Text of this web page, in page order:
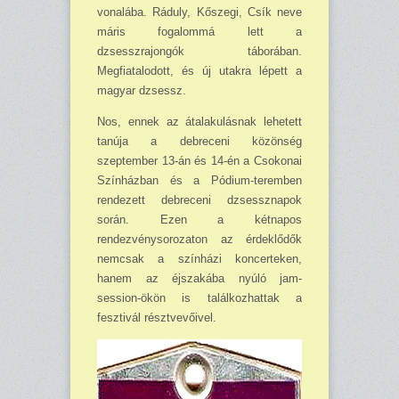
vonalába. Ráduly, Kőszegi, Csík neve
máris fogalommá lett a
dzsesszrajongók táborában.
Megfiatalodott, és új utakra lépett a
magyar dzsessz.
Nos, ennek az átalakulásnak lehetett
tanúja a debreceni közönség
szeptember 13-án és 14-én a Csokonai
Színházban és a Pódium-teremben
rendezett debreceni dzsessznapok
során. Ezen a kétnapos
rendezvénysorozaton az érdeklődők
nemcsak a színházi koncerteken,
hanem az éjszakába nyúló jam-
session-ökön is találkozhattak a
fesztivál résztvevőivel.